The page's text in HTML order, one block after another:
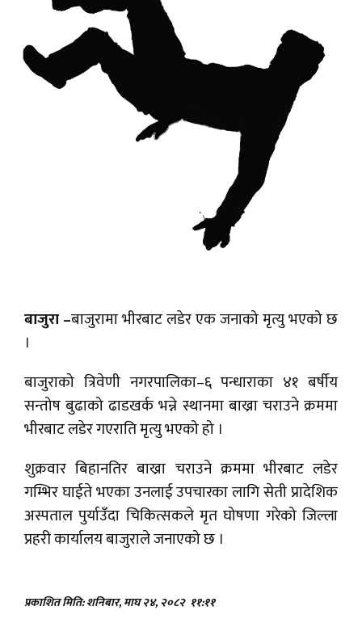
बाजुरा –बाजुरामा भीरबाट लडेर एक जनाको मृत्यु भएको छ
।
बाजुराको त्रिवेणी नगरपालिका–६ पन्धाराका ४१ बर्षीय
सन्तोष बुढाको ढाडखर्क भन्ने स्थानमा बाख्रा चराउने क्रममा
भीरबाट लडेर गएराति मृत्यु भएको हो ।
शुक्रवार बिहानतिर बाख्रा चराउने क्रममा भीरबाट लडेर
गम्भिर घाईते भएका उनलाई उपचारका लागि सेती प्रादेशिक
अस्पताल पुर्याउँदा चिकित्सकले मृत घोषणा गरेको जिल्ला
प्रहरी कार्यालय बाजुराले जनाएको छ ।
प्रकाशित मिति: शनिबार, माघ २४, २०८२ ११:११